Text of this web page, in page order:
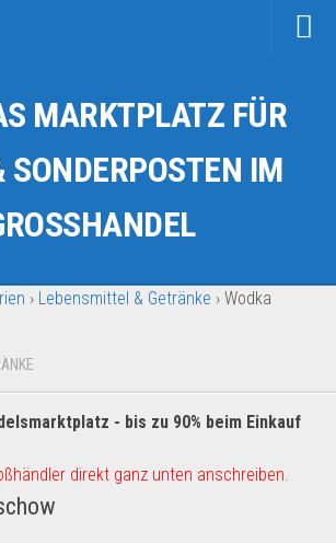
MARKTPLATZ FÜR
SONDERPOSTEN IM
› Lebensmittel & Getränke › Wodka
- bis zu 90% beim Einkauf
direkt ganz unten anschreiben.